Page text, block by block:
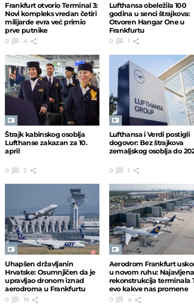
Frankfurt otvorio Terminal 3:
Novi kompleks vredan četiri
milijarde evra već primio
prve putnike
0 4
Lufthansa obeležila 100
godina u senci štrajkova:
Otvoren Hangar One u
Frankfurtu
0 1
Štrajk kabinskog osoblja
Lufthanse zakazan za 10.
april
0 2
Lufthansa i Verdi postigli
dogovor: Bez štrajkova
zemaljskog osoblja do
0 1
25o C
Priština
Uhapšen državljanin
Hrvatske: Osumnjičen da je
upravljao dronom iznad
aerodroma u Frankfurtu
0 19
Aerodrom Frankfurt
u novom ruhu: Najavljena
rekonstrukcija terminala
evo kakve nas promene
očekuju
0 4